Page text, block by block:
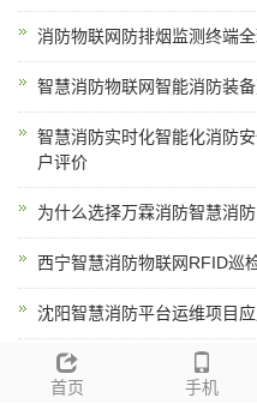
消防物联网防排烟监测终端
智慧消防物联网智能消防装
智慧消防实时化智能化消防
户评价
为什么选择万霖消防智慧消
西宁智慧消防物联网RFID巡
沈阳智慧消防平台运维项目
幼儿园智慧消防解决方案跨
首页 手机